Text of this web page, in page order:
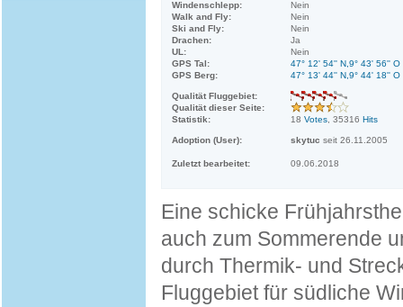
Windenschlepp:
Nein
Walk and Fly:
Nein
Ski and Fly:
Nein
Drachen:
Ja
UL:
Nein
GPS Tal:
47° 12' 54'' N,9° 43' 56'' O
GPS Berg:
47° 13' 44'' N,9° 44' 18'' O
Qualität Fluggebiet:
Qualität dieser Seite:
Statistik:
18 Votes , 35316 Hits
Adoption (User): skytuc seit 26.11.2005
Zuletzt bearbeitet: 09.06.2018
Eine schicke
auch zum Sommerende
durch Thermik- und
Fluggebiet für südliche